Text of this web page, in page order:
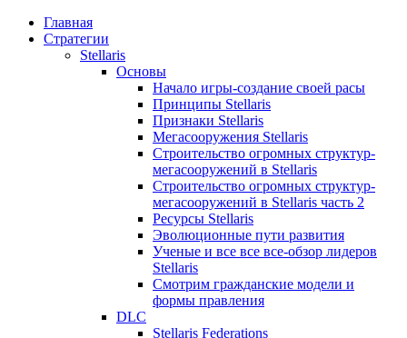
Главная
Стратегии
Stellaris
Основы
Начало игры-создание своей расы
Принципы Stellaris
Признаки Stellaris
Мегасооружения Stellaris
Строительство огромных структур-
мегасооружений в Stellaris
Строительство огромных структур-
мегасооружений в Stellaris часть 2
Ресурсы Stellaris
Эволюционные пути развития
Ученые и все все все-обзор лидеров
Stellaris
Смотрим гражданские модели и
формы правления
DLC
Stellaris Federations